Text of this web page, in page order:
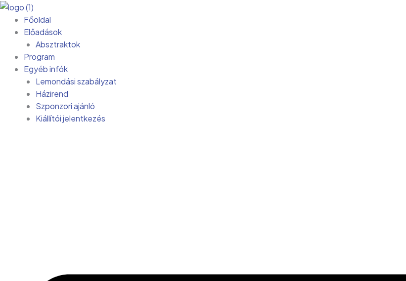
Skip
content
Főoldal
Előadások
Absztraktok
Program
Egyéb infók
Lemondási szabályzat
Házirend
Szponzori ajánló
Kiállítói jelentkezés